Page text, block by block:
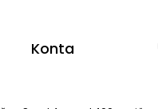
Kontakt